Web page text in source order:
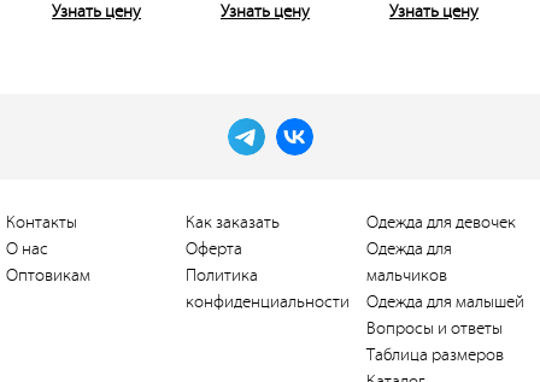
Узнать цену Узнать цену Узнать цену
Контакты
О нас
Оптовикам
Как заказать
Оферта
Политика
конфиденциальности
Одежда для девочек
Одежда для
мальчиков
Одежда для малышей
Вопросы и ответы
Таблица размеров